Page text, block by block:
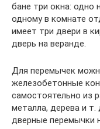
бане три окна: одно
одному в комнате
имеет три двери в
дверь на веранде.
Для перемычек
железобетонные
самостоятельно из
металла, дерева и
дверные перемычки